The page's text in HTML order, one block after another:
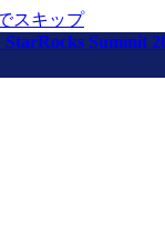
スキップ
Summit